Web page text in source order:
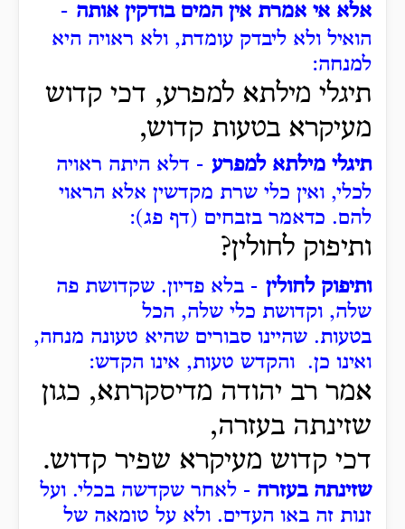
אלא אי אמרת אין המים בודקין אותה -
הואיל ולא ליבדק עומדת, ולא ראויה היא
למנחה:
תיגלי מילתא למפרע, דכי קדוש
מעיקרא בטעות קדוש,
תיגלי מילתא למפרע - דלא היתה ראויה
לכלי, ואין כלי שרת מקדשין אלא הראוי
להם. כדאמר בזבחים (דף פג):
ותיפוק לחולין?
ותיפוק לחולין - בלא פדיון. שקדושת פה
שלה, וקדושת כלי שלה, הכל
בטעות. שהיינו סבורים שהיא טעונה מנחה,
ואינו כן. והקדש טעות, אינו הקדש:
אמר רב יהודה מדיסקרתא, כגון
שזינתה בעזרה,
דכי קדוש מעיקרא שפיר קדוש.
שזינתה בעזרה - לאחר שקדשה בכלי. ועל
זנות זה באו העדים. ולא על טומאה של